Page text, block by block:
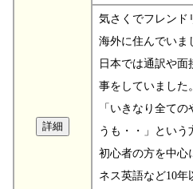
気さくでフレンド
海外に住んでいま
日本では通訳や
事をしていました。
「いきなり全て
うも・・」という
初心者の方を中心
ネス英語など10